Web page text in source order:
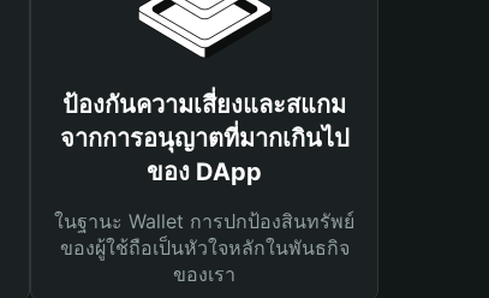
ป้องกันความเสี่ยงและสแกม
จากการอนุญาตที่มากเกินไป
ของ DApp
ในฐานะ Wallet การปกป้องสินทรัพย์
ของผู้ใช้ถือเป็นหัวใจหลักในพันธกิจ
ของเรา